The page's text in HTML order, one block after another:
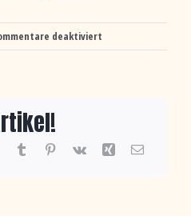
deaktiviert
Synchronisiere
WhatsApp
Tumblr Pinterest
Vk Xing E-